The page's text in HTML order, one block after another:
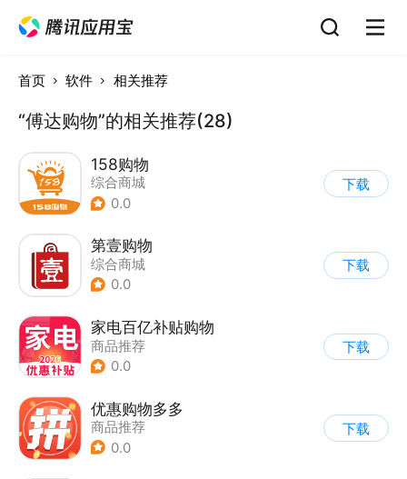
首页 软件 相关推荐
“傅达购物”的相关推荐(28)
158购物
综合商城
0.0
下载
第壹购物
综合商城
0.0
下载
家电百亿补贴购物
商品推荐
0.0
下载
优惠购物多多
商品推荐
0.0
下载